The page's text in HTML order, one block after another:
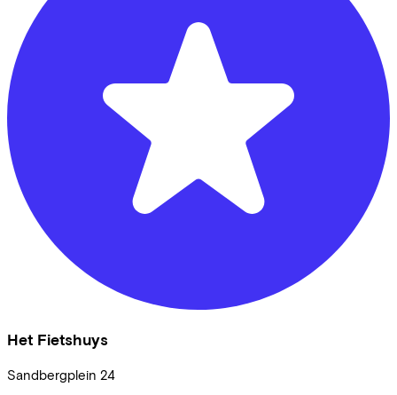
Het Fietshuys
Sandbergplein 24